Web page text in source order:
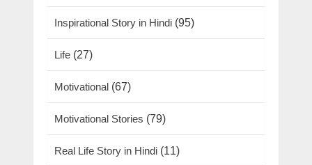
Inspirational Story in Hindi (95)
Life (27)
Motivational (67)
Motivational Stories (79)
Real Life Story in Hindi (11)